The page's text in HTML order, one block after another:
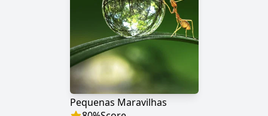
Pequenas Maravilhas